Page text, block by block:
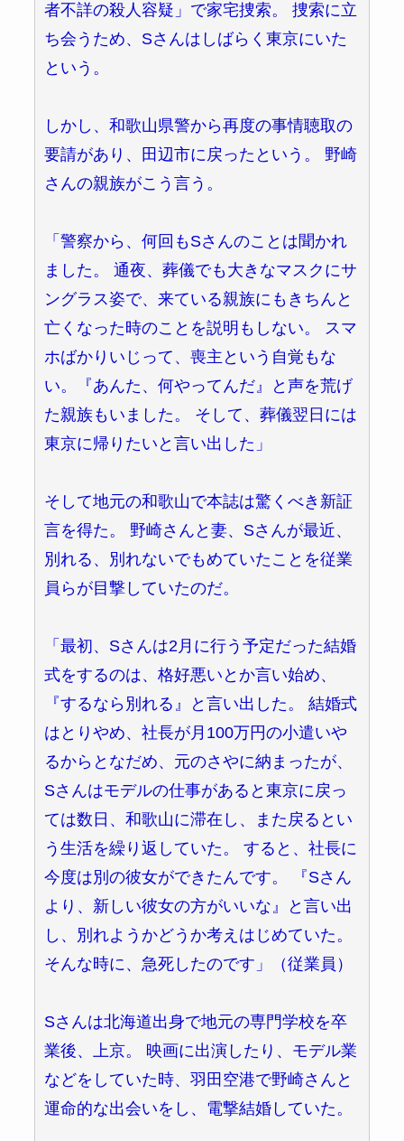
者不詳の殺人容疑」で家宅捜索。 捜索に立
ち会うため、Sさんはしばらく東京にいた
という。
しかし、和歌山県警から再度の事情聴取の
要請があり、田辺市に戻ったという。 野崎
さんの親族がこう言う。
「警察から、何回もSさんのことは聞かれ
ました。 通夜、葬儀でも大きなマスクにサ
ングラス姿で、来ている親族にもきちんと
亡くなった時のことを説明もしない。 スマ
ホばかりいじって、喪主という自覚もな
い。『あんた、何やってんだ』と声を荒げ
た親族もいました。 そして、葬儀翌日には
東京に帰りたいと言い出した」
そして地元の和歌山で本誌は驚くべき新証
言を得た。 野崎さんと妻、Sさんが最近、
別れる、別れないでもめていたことを従業
員らが目撃していたのだ。
「最初、Sさんは2月に行う予定だった結婚
式をするのは、格好悪いとか言い始め、
『するなら別れる』と言い出した。 結婚式
はとりやめ、社長が月100万円の小遣いや
るからとなだめ、元のさやに納まったが、
Sさんはモデルの仕事があると東京に戻っ
ては数日、和歌山に滞在し、また戻るとい
う生活を繰り返していた。 すると、社長に
今度は別の彼女ができたんです。 『Sさん
より、新しい彼女の方がいいな』と言い出
し、別れようかどうか考えはじめていた。
そんな時に、急死したのです」（従業員）
Sさんは北海道出身で地元の専門学校を卒
業後、上京。 映画に出演したり、モデル業
などをしていた時、羽田空港で野崎さんと
運命的な出会いをし、電撃結婚していた。